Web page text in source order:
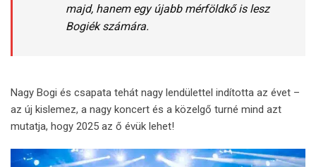
majd, hanem egy újabb mérföldkő is lesz
Bogiék számára.
Nagy Bogi és csapata tehát nagy lendülettel indította az évet –
az új kislemez, a nagy koncert és a közelgő turné mind azt
mutatja, hogy 2025 az ő évük lehet!